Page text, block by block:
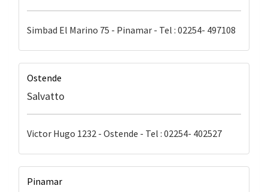
Simbad El Marino 75 - Pinamar - Tel : 02254- 497108
Ostende
Salvatto
Victor Hugo 1232 - Ostende - Tel : 02254- 402527
Pinamar